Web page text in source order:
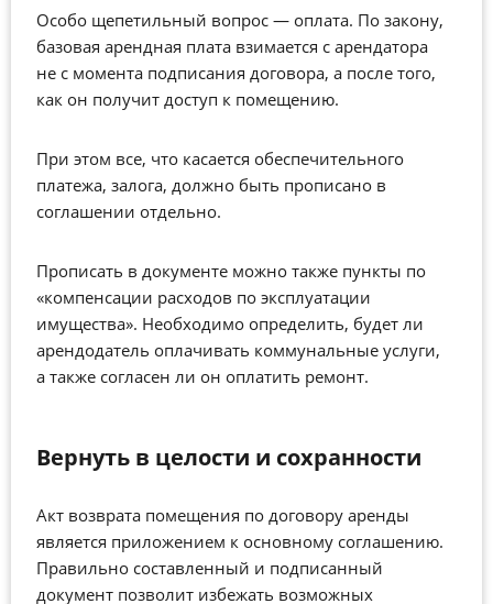
Особо щепетильный вопрос — оплата. По закону,
базовая арендная плата взимается с арендатора
не с момента подписания договора, а после того,
как он получит доступ к помещению.
При этом все, что касается обеспечительного
платежа, залога, должно быть прописано в
соглашении отдельно.
Прописать в документе можно также пункты по
«компенсации расходов по эксплуатации
имущества». Необходимо определить, будет ли
арендодатель оплачивать коммунальные услуги,
а также согласен ли он оплатить ремонт.
Вернуть в целости и сохранности
Акт возврата помещения по договору аренды
является приложением к основному соглашению.
Правильно составленный и подписанный
документ позволит избежать возможных